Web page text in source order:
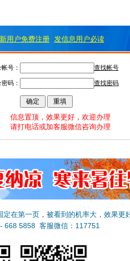
新用户免费注册 发信息用户必读
号： 查找帐号
码： 查找密码
信息置顶，效果更好，欢迎办理
请打电话或加客服微信咨询办理
定在第一页，被看到的机率大，效果更
668 5858 客服微信：117751